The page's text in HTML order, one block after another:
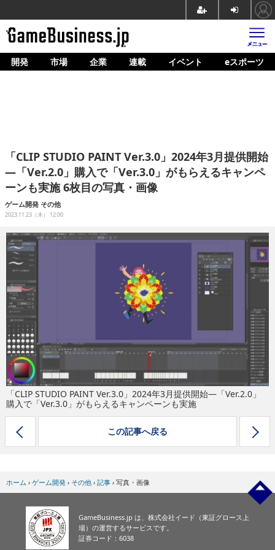
ホーム
企業動向
人材育成
産業政策
連載
イベント/セミナー
eスポーツ
開発 市場 企業 連載 イベント eスポーツ
「CLIP STUDIO PAINT Ver.3.0」2024年3月提供開始
―「Ver.2.0」購入で「Ver.3.0」がもらえるキャンペ
ーンも実施 6枚目の写真・画像
ゲーム開発 その他
2023.11.23（木） 12:00
「CLIP STUDIO PAINT Ver.3.0」2024年3月提供開始―「Ver.2.0」
購入で「Ver.3.0」がもらえるキャンペーンも実施
この記事へ戻る
ホーム › ゲーム開発 › その他 › 記事 › 写真・画像
GameBusiness.jp は、株式会社イード（東証グロース上
場）の運営するサービスです。
証券コード：6038